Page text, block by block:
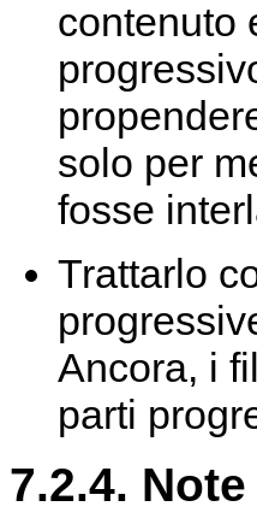
contenuto
solo per
fosse
Trattarlo
Ancora, i
parti
7.2.4.